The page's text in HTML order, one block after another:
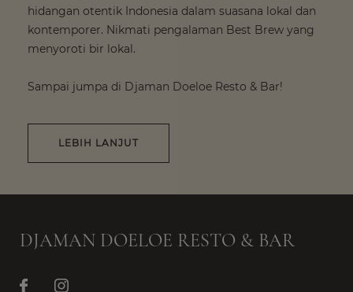
hidangan otentik Indonesia dalam suasana lokal dan
kontemporer. Nikmati pengalaman Best Brew yang
menyoroti bir lokal.
Sampai jumpa di Djaman Doeloe Resto & Bar!
LEBIH LANJUT
DJAMAN DOELOE RESTO & BAR